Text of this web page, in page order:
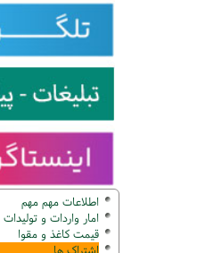
اطلاعات مهم مهم
امار واردات و تولیدات
قیمت کاغذ و مقوا